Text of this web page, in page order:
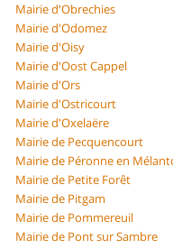
Mairie d'Obrechies
Mairie d'Odomez
Mairie d'Oisy
Mairie d'Oost Cappel
Mairie d'Ors
Mairie d'Ostricourt
Mairie d'Oxelaëre
Mairie de Pecquencourt
Mairie de Péronne en
Mairie de Petite Forêt
Mairie de Pitgam
Mairie de Pommereuil
Mairie de Pont sur Sambre